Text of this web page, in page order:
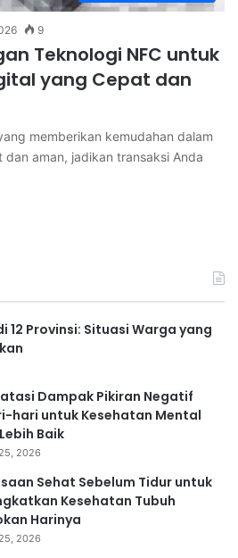
9
Teknologi NFC untuk
yang Cepat dan
memberikan kemudahan dalam
aman, jadikan transaksi Anda
12 Provinsi: Situasi Warga yang
Dampak Pikiran Negatif
hari untuk Kesehatan Mental
Baik
2026
Sehat Sebelum Tidur untuk
Kesehatan Tubuh
Harinya
2026